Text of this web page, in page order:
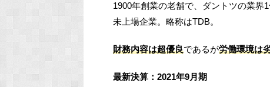
1900年創業の老舗で、ダントツの業界
未上場企業。略称はTDB。
財務内容は超優良であるが労働環境は
最新決算：2021年9月期